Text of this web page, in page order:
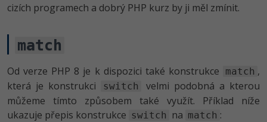
cizích programech a dobrý PHP kurz by ji měl zmínit.
match
Od verze PHP 8 je k dispozici také konstrukce match ,
která je konstrukci
switch
velmi podobná a kterou
můžeme tímto způsobem také využít. Příklad níže
ukazuje přepis konstrukce switch na match :